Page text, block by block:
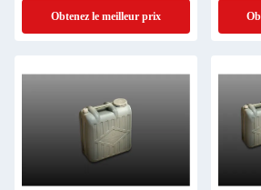
Obtenez le meilleur prix